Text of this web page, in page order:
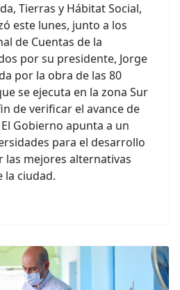
Tierras y Hábitat Social,
este lunes, junto a los
de Cuentas de la
por su presidente, Jorge
por la obra de las 80
se ejecuta en la zona Sur
de verificar el avance de
Gobierno apunta a un
para el desarrollo
mejores alternativas
la ciudad.